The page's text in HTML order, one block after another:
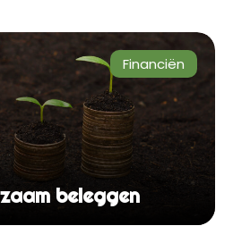
Financiën
beleggen